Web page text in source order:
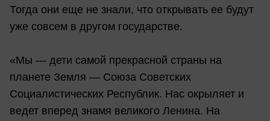
Тогда они еще не знали, что открывать ее будут
уже совсем в другом государстве.
«Мы — дети самой прекрасной страны на
планете Земля — Союза Советских
Социалистических Республик. Нас окрыляет и
ведет вперед знамя великого Ленина. На